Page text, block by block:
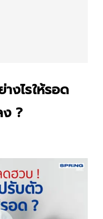
งไรให้รอด
ง ?